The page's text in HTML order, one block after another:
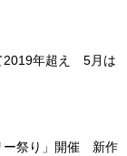
2019年超え 5月は
ー祭り」開催 新作